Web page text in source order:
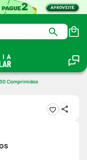
Comprimidos